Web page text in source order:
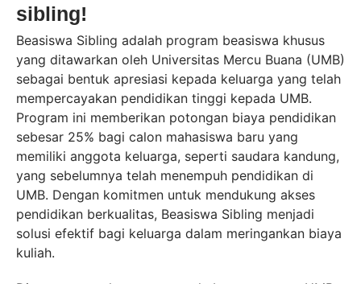
sibling!
Beasiswa Sibling adalah program beasiswa khusus
yang ditawarkan oleh Universitas Mercu Buana (UMB)
sebagai bentuk apresiasi kepada keluarga yang telah
mempercayakan pendidikan tinggi kepada UMB.
Program ini memberikan potongan biaya pendidikan
sebesar 25% bagi calon mahasiswa baru yang
memiliki anggota keluarga, seperti saudara kandung,
yang sebelumnya telah menempuh pendidikan di
UMB. Dengan komitmen untuk mendukung akses
pendidikan berkualitas, Beasiswa Sibling menjadi
solusi efektif bagi keluarga dalam meringankan biaya
kuliah.